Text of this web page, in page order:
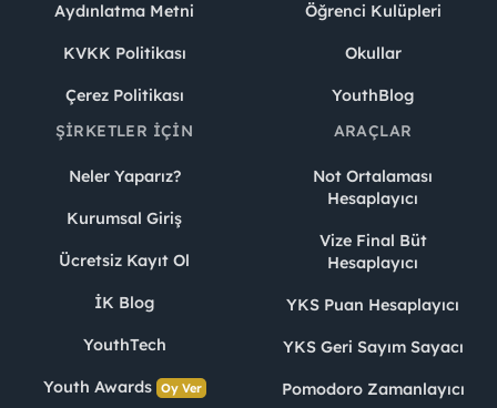
Aydınlatma Metni
KVKK Politikası
Çerez Politikası
Öğrenci Kulüpleri
Okullar
YouthBlog
ŞIRKETLER İÇIN
Neler Yaparız?
Kurumsal Giriş
Ücretsiz Kayıt Ol
İK Blog
YouthTech
Youth Awards Oy Ver
ARAÇLAR
Not Ortalaması
Hesaplayıcı
Vize Final Büt
Hesaplayıcı
YKS Puan Hesaplayıcı
YKS Geri Sayım Sayacı
Pomodoro Zamanlayıcı